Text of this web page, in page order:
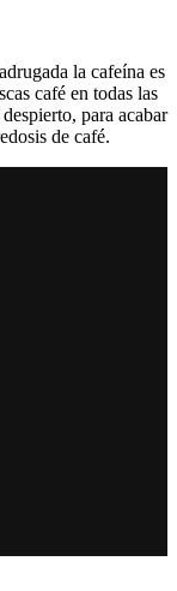
la cafeína es
café en todas las
para acabar
de café.